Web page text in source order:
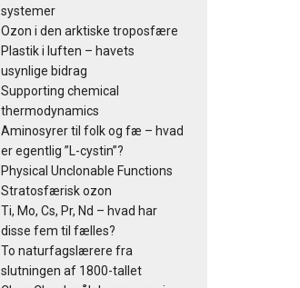
systemer
Ozon i den arktiske troposfære
Plastik i luften – havets
usynlige bidrag
Supporting chemical
thermodynamics
Aminosyrer til folk og fæ – hvad
er egentlig ”L-cystin”?
Physical Unclonable Functions
Stratosfærisk ozon
Ti, Mo, Cs, Pr, Nd – hvad har
disse fem til fælles?
To naturfagslærere fra
slutningen af 1800-tallet